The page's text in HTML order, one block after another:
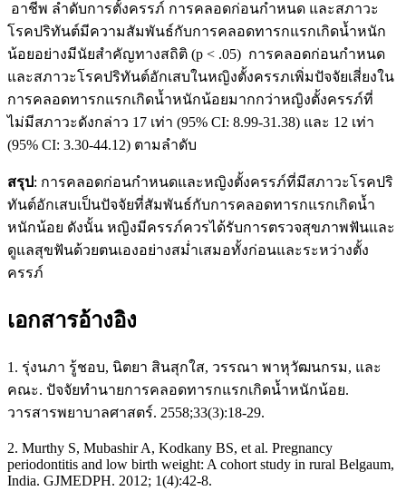
อาชีพ ลำดับการตั้งครรภ์ การคลอดก่อนกำหนด และสภาวะ
โรคปริทันต์มีความสัมพันธ์กับการคลอดทารกแรกเกิดน้ำหนัก
น้อยอย่างมีนัยสำคัญทางสถิติ (p < .05) การคลอดก่อนกำหนด
และสภาวะโรคปริทันต์อักเสบในหญิงตั้งครรภเพิ่มปัจจัยเสี่ยงใน
การคลอดทารกแรกเกิดน้ำหนักน้อยมากกว่าหญิงตั้งครรภ์ที่
ไม่มีสภาวะดังกล่าว 17 เท่า (95% CI: 8.99-31.38) และ 12 เท่า
(95% CI: 3.30-44.12) ตามลำดับ
สรุป: การคลอดก่อนกำหนดและหญิงตั้งครรภ์ที่มีสภาวะโรคปริ
ทันต์อักเสบเป็นปัจจัยที่สัมพันธ์กับการคลอดทารกแรกเกิดน้ำ
หนักน้อย ดังนั้น หญิงมีครรภ์ควรได้รับการตรวจสุขภาพฟันและ
ดูแลสุขฟันด้วยตนเองอย่างสม่ำเสมอทั้งก่อนและระหว่างตั้ง
ครรภ์
เอกสารอ้างอิง
1. รุ่งนภา รู้ชอบ, นิตยา สินสุกใส, วรรณา พาหุวัฒนกรม, และ
คณะ. ปัจจัยทำนายการคลอดทารกแรกเกิดน้ำหนักน้อย.
วารสารพยาบาลศาสตร์. 2558;33(3):18-29.
2. Murthy S, Mubashir A, Kodkany BS, et al. Pregnancy
periodontitis and low birth weight: A cohort study in rural Belgaum,
India. GJMEDPH. 2012; 1(4):42-8.